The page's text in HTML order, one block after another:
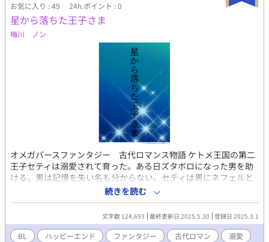
お気に入り : 49 24h.ポイント : 0
星から落ちた王子さま
梅川 ノン
オメガバースファンタジー 古代ロマンス物語 ケトメ王国の第二
王子セティは溺愛されて育った。ある日ズタボロになった男を助
ける。男は記憶を失い名も分からない。セティは男にネフェルと
名付け従者にする。 主従の二人に芽生えた恋心は、玉の輿へ
と…… 独自設定のオメガバース、古代を想定したファンタジー物
語をお楽しみください。 改題しました。
続きを読む
文字数 124,693 最終更新日 2025.5.30 登録日 2025.3.1
BL ハッピーエンド ファンタジー 古代ロマン
溺愛